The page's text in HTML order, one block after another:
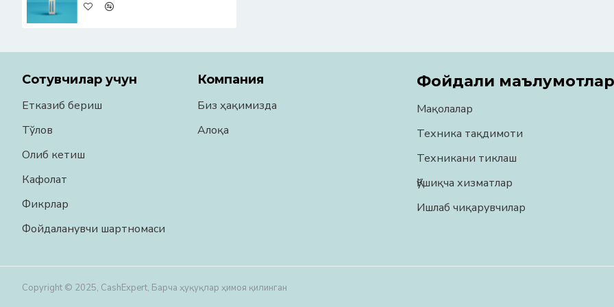
Сотувчилар учун
Етказиб бериш
Тўлов
Олиб кетиш
Кафолат
Фикрлар
Фойдаланувчи шартномаси
Компания
Биз ҳақимизда
Алоқа
Фойдали маълумотлар
Мақолалар
Техника тақдимоти
Техникани тиклаш
Қўшиқча хизматлар
Ишлаб чиқарувчилар
Copyright © 2025, CashExpert, Барча ҳуқуқлар ҳимоя қилинган